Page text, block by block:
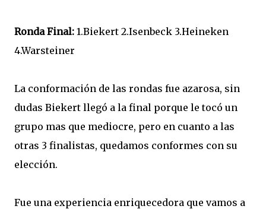
Ronda Final: 1.Biekert 2.Isenbeck 3.Heineken
4.Warsteiner
La conformación de las rondas fue azarosa, sin
dudas Biekert llegó a la final porque le tocó un
grupo mas que mediocre, pero en cuanto a las
otras 3 finalistas, quedamos conformes con su
elección.
Fue una experiencia enriquecedora que vamos a